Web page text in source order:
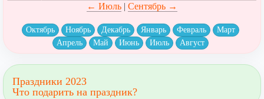
← Июль| Сентябрь →
Октябрь Ноябрь Декабрь Январь Февраль
Март
Апрель
Май Июнь Июль Август
Праздники 2023
Что подарить на праздник?